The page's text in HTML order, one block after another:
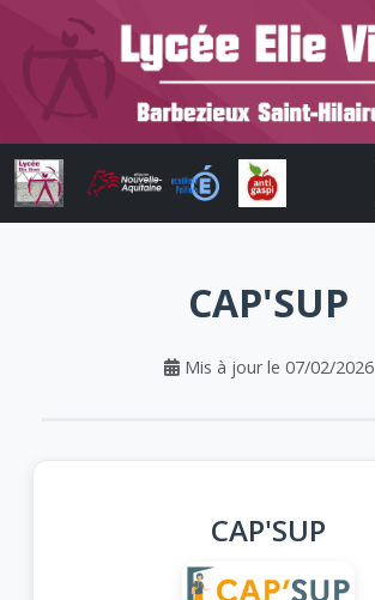
CAP'SUP
Mis à jour le 07/02/2026
CAP'SUP